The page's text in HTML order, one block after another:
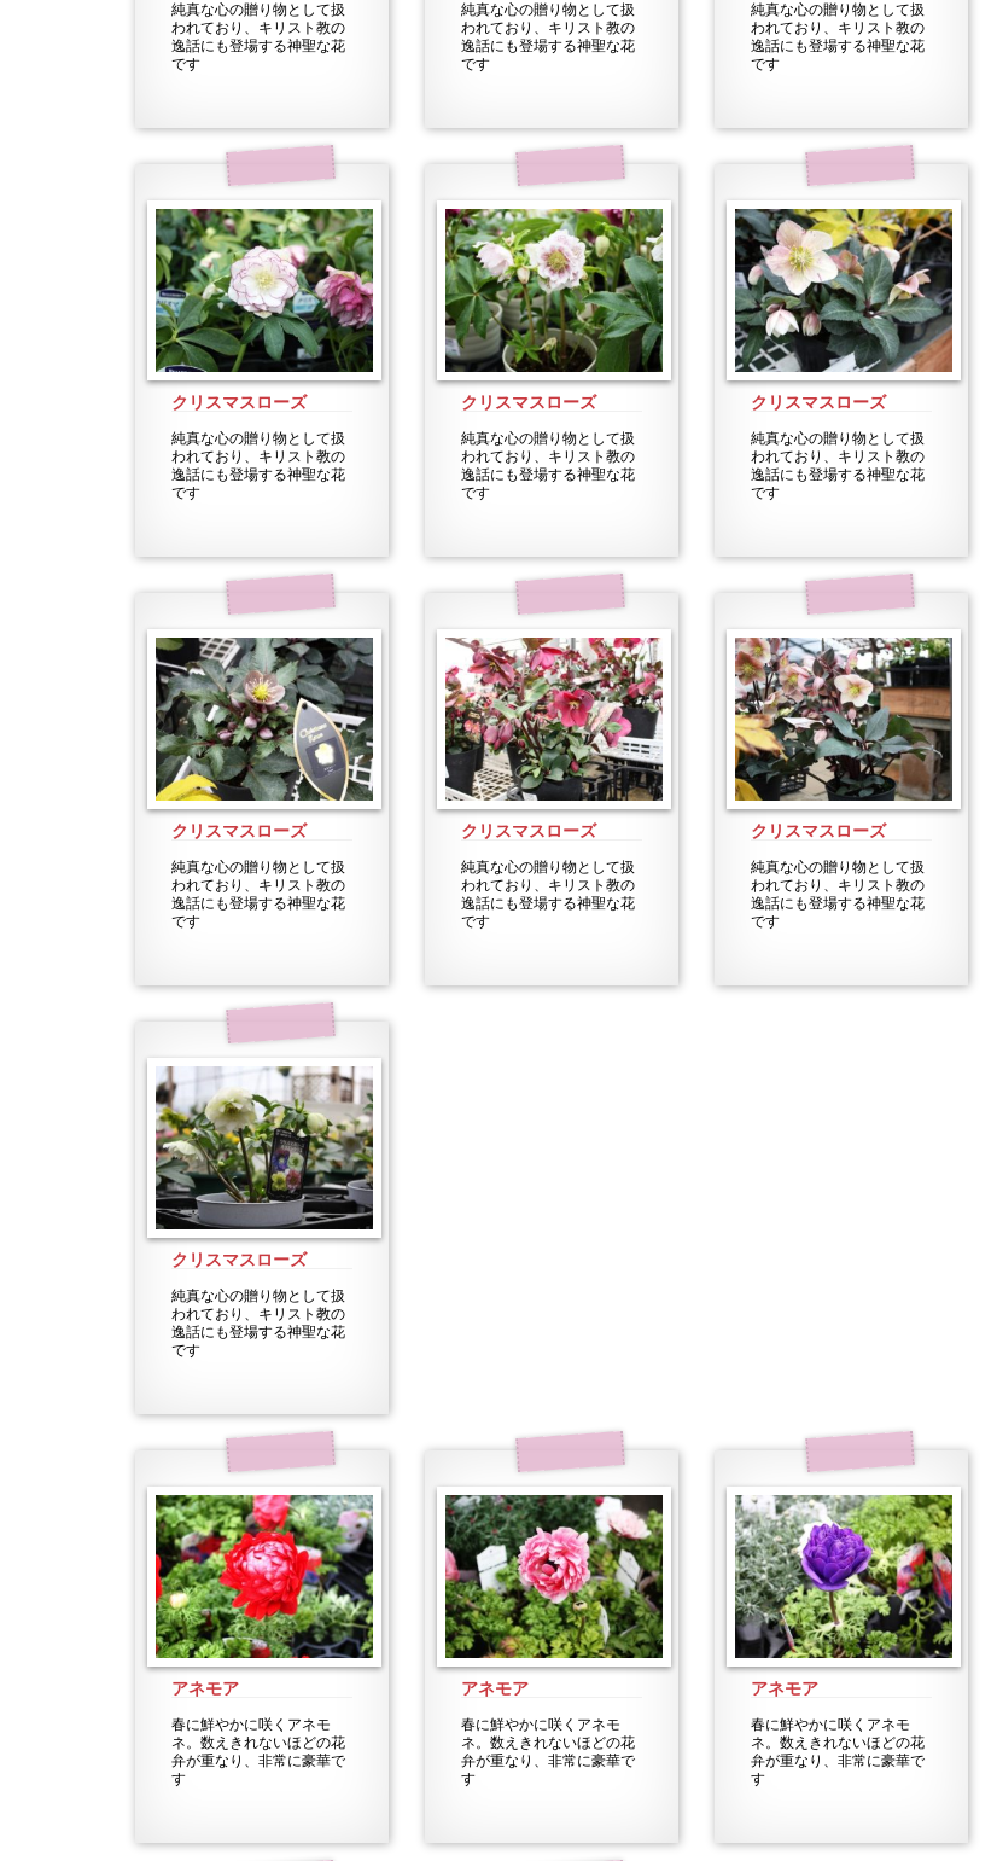
純真な心の贈り物として扱
われており、キリスト教の
逸話にも登場する神聖な花
です
純真な心の贈り物として扱
われており、キリスト教の
逸話にも登場する神聖な花
です
純真な心の贈り物として扱
われており、キリスト教の
逸話にも登場する神聖な花
です
クリスマスローズ
純真な心の贈り物として扱
われており、キリスト教の
逸話にも登場する神聖な花
です
クリスマスローズ
純真な心の贈り物として扱
われており、キリスト教の
逸話にも登場する神聖な花
です
クリスマスローズ
純真な心の贈り物として扱
われており、キリスト教の
逸話にも登場する神聖な花
です
クリスマスローズ
純真な心の贈り物として扱
われており、キリスト教の
逸話にも登場する神聖な花
です
クリスマスローズ
純真な心の贈り物として扱
われており、キリスト教の
逸話にも登場する神聖な花
です
クリスマスローズ
純真な心の贈り物として扱
われており、キリスト教の
逸話にも登場する神聖な花
です
クリスマスローズ
純真な心の贈り物として扱
われており、キリスト教の
逸話にも登場する神聖な花
です
アネモア
春に鮮やかに咲くアネモ
ネ。数えきれないほどの花
弁が重なり、非常に豪華で
す
アネモア
春に鮮やかに咲くアネモ
ネ。数えきれないほどの花
弁が重なり、非常に豪華で
す
アネモア
春に鮮やかに咲くアネモ
ネ。数えきれないほどの花
弁が重なり、非常に豪華で
す